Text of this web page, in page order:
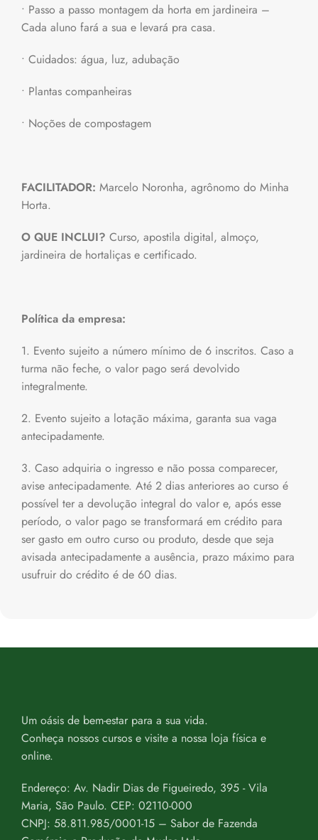
• Passo a passo montagem da horta em jardineira –
Cada aluno fará a sua e levará pra casa.
• Cuidados: água, luz, adubação
• Plantas companheiras
• Noções de compostagem
FACILITADOR: Marcelo Noronha, agrônomo do Minha
Horta.
O QUE INCLUI? Curso, apostila digital, almoço,
jardineira de hortaliças e certificado.
Política da empresa:
1. Evento sujeito a número mínimo de 6 inscritos. Caso a
turma não feche, o valor pago será devolvido
integralmente.
2. Evento sujeito a lotação máxima, garanta sua vaga
antecipadamente.
3. Caso adquiria o ingresso e não possa comparecer,
avise antecipadamente. Até 2 dias anteriores ao curso é
possível ter a devolução integral do valor e, após esse
período, o valor pago se transformará em crédito para
ser gasto em outro curso ou produto, desde que seja
avisada antecipadamente a ausência, prazo máximo para
usufruir do crédito é de 60 dias.
Um oásis de bem-estar para a sua vida.
Conheça nossos cursos e visite a nossa loja física e
online.
Endereço: Av. Nadir Dias de Figueiredo, 395 - Vila
Maria, São Paulo. CEP: 02110-000
CNPJ: 58.811.985/0001-15 – Sabor de Fazenda